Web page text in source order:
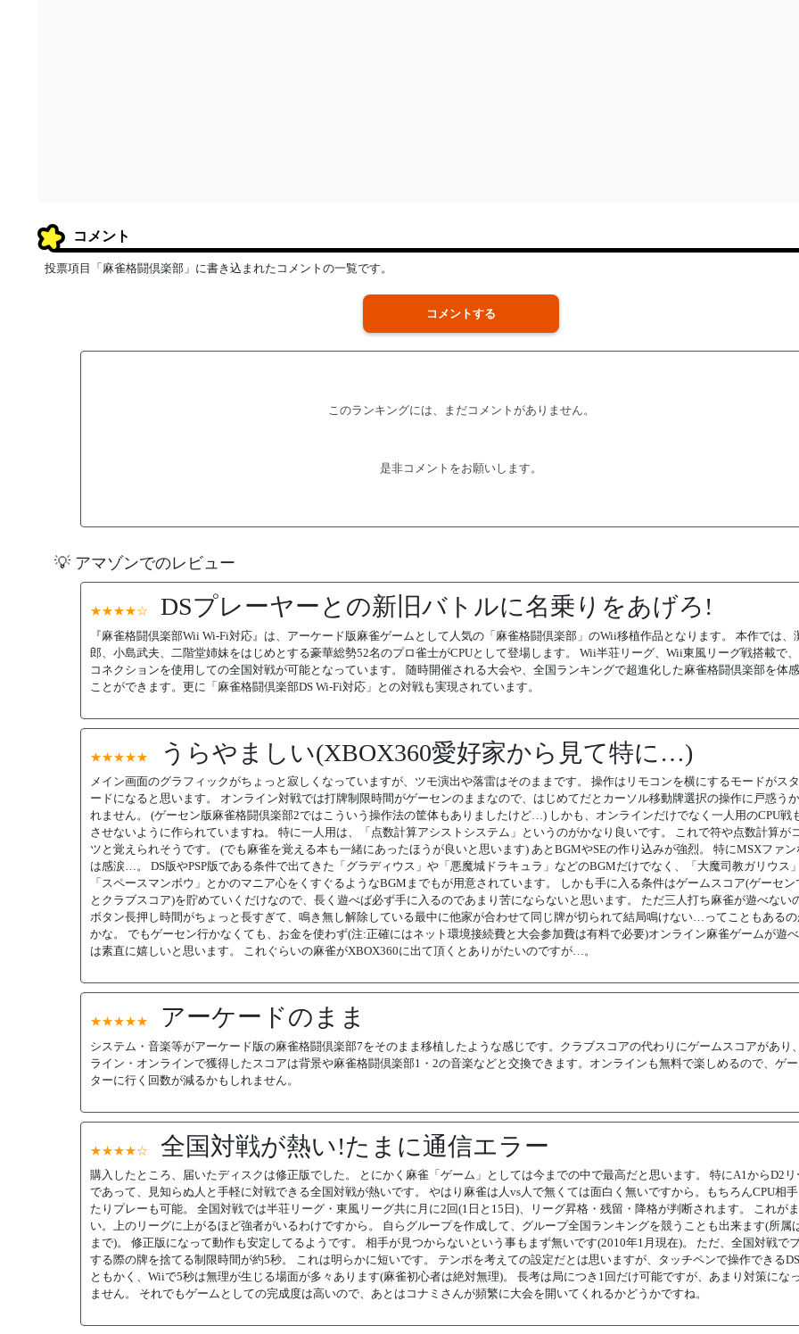
コメント
投票項目「麻雀格闘倶楽部」に書き込まれたコメントの一覧です。
コメントする
このランキングには、まだコメントがありません。
是非コメントをお願いします。
💡 アマゾンでのレビュー
★★★★☆ DSプレーヤーとの新旧バトルに名乗りをあげろ!
『麻雀格闘倶楽部Wii Wi-Fi対応』は、アーケード版麻雀ゲームとして人気の「麻雀格闘倶楽部」のWii移植作品となります。 本作では、
郎、小島武夫、二階堂姉妹をはじめとする豪華総勢52名のプロ雀士がCPUとして登場します。 Wii半荘リーグ、Wii東風リーグ戦搭載で
コネクションを使用しての全国対戦が可能となっています。 随時開催される大会や、全国ランキングで超進化した麻雀格闘倶楽部を体
ことができます。更に「麻雀格闘倶楽部DS Wi-Fi対応」との対戦も実現されています。
★★★★★ うらやましい(XBOX360愛好家から見て特に…)
メイン画面のグラフィックがちょっと寂しくなっていますが、ツモ演出や落雷はそのままです。 操作はリモコンを横にするモードがス
ードになると思います。 オンライン対戦では打牌制限時間がゲーセンのままなので、はじめてだとカーソル移動牌選択の操作に戸惑う
れません。 (ゲーセン版麻雀格闘倶楽部2ではこういう操作法の筐体もありましたけど…) しかも、オンラインだけでなく一人用のCPU戦
させないように作られていますね。 特に一人用は、「点数計算アシストシステム」というのがかなり良いです。 これで符や点数計算が
ツと覚えられそうです。 (でも麻雀を覚える本も一緒にあったほうが良いと思います) あとBGMやSEの作り込みが強烈。 特にMSXファン
は感涙…。 DS版やPSP版である条件で出てきた「グラディウス」や「悪魔城ドラキュラ」などのBGMだけでなく、「大魔司教ガリウス
「スペースマンボウ」とかのマニア心をくすぐるようなBGMまでもが用意されています。 しかも手に入る条件はゲームスコア(ゲーセン
とクラブスコア)を貯めていくだけなので、長く遊べば必ず手に入るのであまり苦にならないと思います。 ただ三人打ち麻雀が遊べない
ボタン長押し時間がちょっと長すぎて、鳴き無し解除している最中に他家が合わせて同じ牌が切られて結局鳴けない…ってこともある
かな。 でもゲーセン行かなくても、お金を使わず(注:正確にはネット環境接続費と大会参加費は有料で必要)オンライン麻雀ゲームが遊
は素直に嬉しいと思います。 これぐらいの麻雀がXBOX360に出て頂くとありがたいのですが…。
★★★★★ アーケードのまま
システム・音楽等がアーケード版の麻雀格闘倶楽部7をそのまま移植したような感じです。クラブスコアの代わりにゲームスコアがあり
ライン・オンラインで獲得したスコアは背景や麻雀格闘倶楽部1・2の音楽などと交換できます。オンラインも無料で楽しめるので、ゲ
ターに行く回数が減るかもしれません。
★★★★☆ 全国対戦が熱い!たまに通信エラー
購入したところ、届いたディスクは修正版でした。 とにかく麻雀「ゲーム」としては今までの中で最高だと思います。 特にA1からD2リ
であって、見知らぬ人と手軽に対戦できる全国対戦が熱いです。 やはり麻雀は人vs人で無くては面白く無いですから。もちろんCPU相
たりプレーも可能。 全国対戦では半荘リーグ・東風リーグ共に月に2回(1日と15日)、リーグ昇格・残留・降格が判断されます。 これが
い。上のリーグに上がるほど強者がいるわけですから。 自らグループを作成して、グループ全国ランキングを競うことも出来ます(所属
まで)。 修正版になって動作も安定してるようです。 相手が見つからないという事もまず無いです(2010年1月現在)。 ただ、全国対戦で
する際の牌を捨てる制限時間が約5秒。 これは明らかに短いです。 テンポを考えての設定だとは思いますが、タッチペンで操作できる
ともかく、Wiiで5秒は無理が生じる場面が多々あります(麻雀初心者は絶対無理)。 長考は局につき1回だけ可能ですが、あまり対策にな
ません。 それでもゲームとしての完成度は高いので、あとはコナミさんが頻繁に大会を開いてくれるかどうかですね。